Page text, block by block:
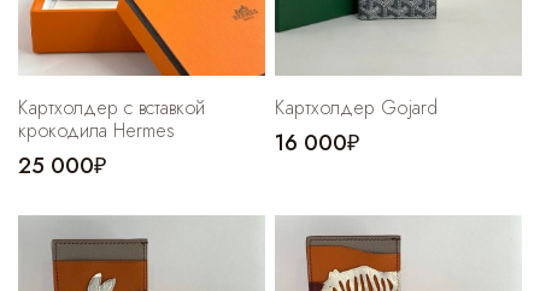
Картхолдер с вставкой
крокодила Hermes
25 000₽
Картхолдер Gojard
16 000₽